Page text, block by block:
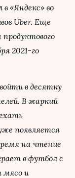
«Яндекс» во
Uber. Еще
2021-го
в десятку
В жаркий
появляется
на чтение
в футбол с
мясо и